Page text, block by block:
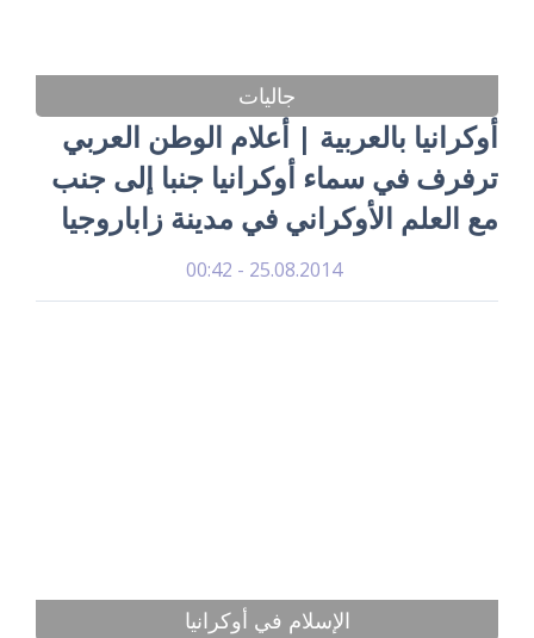
جاليات
أوكرانيا بالعربية | أعلام الوطن العربي
ترفرف في سماء أوكرانيا جنبا إلى جنب
مع العلم الأوكراني في مدينة زاباروجيا
25.08.2014 - 00:42
الإسلام في أوكرانيا